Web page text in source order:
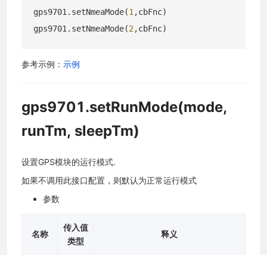
gps9701.setNmeaMode(1 ,cbFnc)
gps9701.setNmeaMode(2
参考示例： 示例
gps9701.setRunMode(mode,
runTm, sleepTm)
设置GPS模块的运行模式.
如果不调用此接口配置，则默认为正常运行模式
参数
名称
传入值
类型
释义